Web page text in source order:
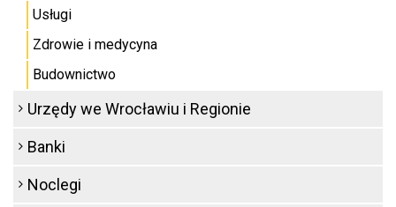
Usługi
Zdrowie i medycyna
Budownictwo
Urzędy we Wrocławiu i Regionie
Banki
Noclegi